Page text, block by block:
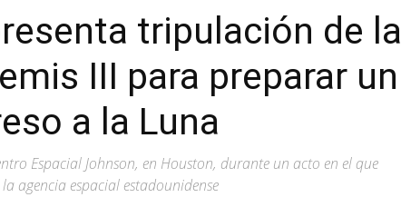
tripulación de la
III para preparar un
a la Luna
Espacial Johnson, en Houston, durante un acto en el que
agencia espacial estadounidense